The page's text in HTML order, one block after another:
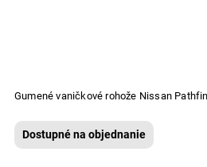
Gumené vaničkové rohože Nissan
Dostupné na objednanie